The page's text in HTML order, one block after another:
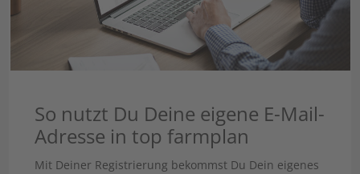
So nutzt Du Deine eigene E-Mail-
Adresse in top farmplan
Mit Deiner Registrierung bekommst Du Dein eigenes